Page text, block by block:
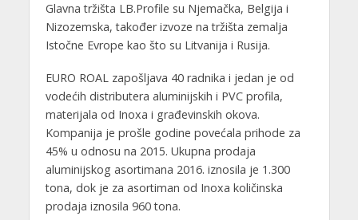
Glavna tržišta LB.Profile su Njemačka, Belgija i
Nizozemska, također izvoze na tržišta zemalja
Istočne Evrope kao što su Litvanija i Rusija.
EURO ROAL zapošljava 40 radnika i jedan je od
vodećih distributera aluminijskih i PVC profila,
materijala od Inoxa i građevinskih okova.
Kompanija je prošle godine povećala prihode za
45% u odnosu na 2015. Ukupna prodaja
aluminijskog asortimana 2016. iznosila je 1.300
tona, dok je za asortiman od Inoxa količinska
prodaja iznosila 960 tona.